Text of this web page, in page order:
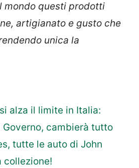
mondo questi prodotti
artigianato e gusto che
unica la
alza il limite in Italia:
cambierà tutto
tutte le auto di John
collezione!